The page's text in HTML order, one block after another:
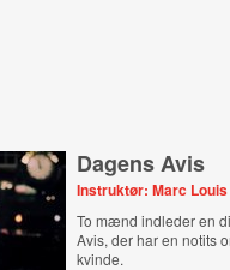
Dagens Avis
Instruktør: Marc
To mænd indleder en
Avis, der har en notits
kvinde.